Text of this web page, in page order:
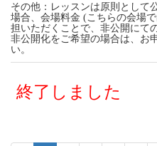
その他：レッスンは原則として
場合、会場料金 (こちらの会場
担いただくことで、非公開にて
非公開化をご希望の場合は、お
い。
終了しました